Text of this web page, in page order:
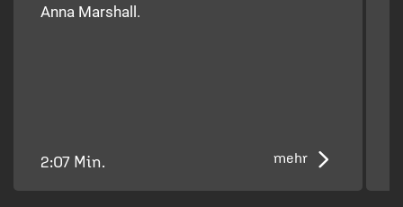
Anna Marshall.
mehr
2:07 Min.